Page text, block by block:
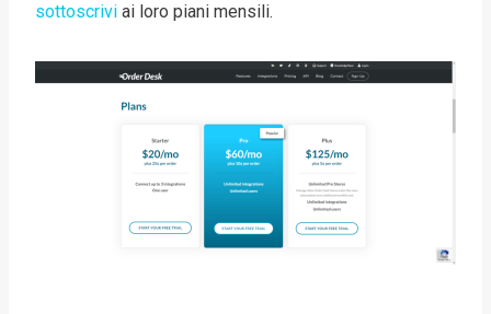
sottoscrivi ai loro piani mensili.